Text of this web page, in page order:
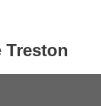
Treston